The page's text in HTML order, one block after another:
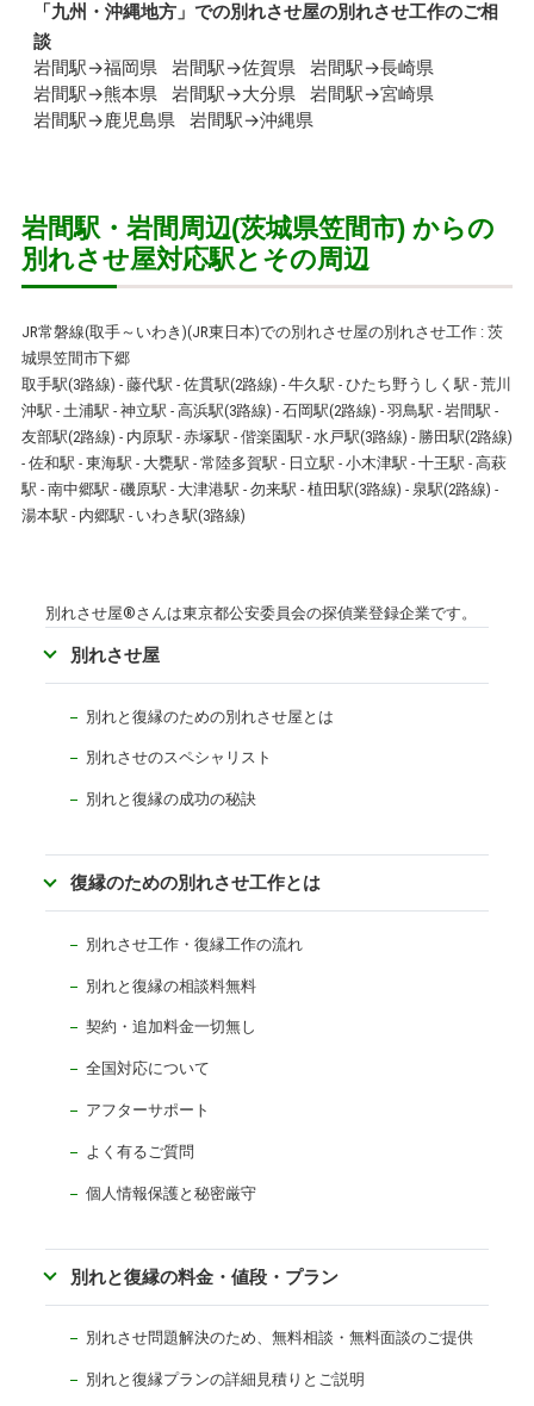
「九州・沖縄地方 」での別れさせ屋の別れさせ工作のご相
談
岩間駅→福岡県
岩間駅→佐賀県
岩間駅→長崎県
岩間駅→熊本県
岩間駅→大分県
岩間駅→宮崎県
岩間駅→鹿児島県
岩間駅→沖縄県
岩間駅・岩間周辺(茨城県笠間市) からの
別れさせ屋対応駅とその周辺
JR常磐線(取手～いわき)(JR東日本)での別れさせ屋の別れさせ工作 : 茨
城県笠間市下郷
取手駅(3路線) - 藤代駅 - 佐貫駅(2路線) - 牛久駅 - ひたち野うしく駅 - 荒川
沖駅 - 土浦駅 - 神立駅 - 高浜駅(3路線) - 石岡駅(2路線) - 羽鳥駅 - 岩間駅 -
友部駅(2路線) - 内原駅 - 赤塚駅 - 偕楽園駅 - 水戸駅(3路線) - 勝田駅(2路線)
- 佐和駅 - 東海駅 - 大甕駅 - 常陸多賀駅 - 日立駅 - 小木津駅 - 十王駅 - 高萩
駅 - 南中郷駅 - 磯原駅 - 大津港駅 - 勿来駅 - 植田駅(3路線) - 泉駅(2路線) -
湯本駅 - 内郷駅 - いわき駅(3路線)
別れさせ屋®さんは東京都公安委員会の探偵業登録企業です。
別れさせ屋
別れと復縁のための別れさせ屋とは
別れさせのスペシャリスト
別れと復縁の成功の秘訣
復縁のための別れさせ工作とは
別れさせ工作・復縁工作の流れ
別れと復縁の相談料無料
契約・追加料金一切無し
全国対応について
アフターサポート
よく有るご質問
個人情報保護と秘密厳守
別れと復縁の料金・値段・プラン
別れさせ問題解決のため、無料相談・無料面談のご提供
別れと復縁プランの詳細見積りとご説明